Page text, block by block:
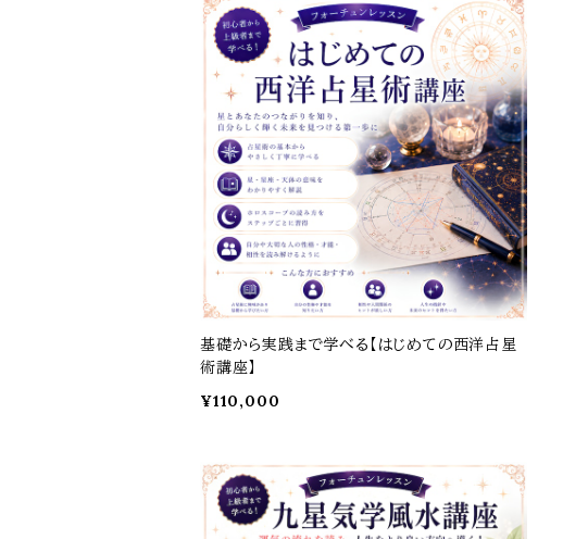
基礎から実践まで学べる【はじめての西洋占星
術講座】
¥110,000